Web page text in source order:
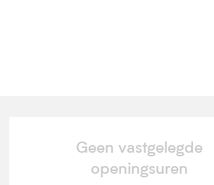
Openingstijden
Geen vastgelegde
openingsuren